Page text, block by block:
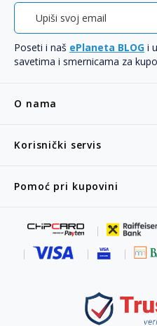
O nama
Korisnički servis
Pomoć pri kupovini
Poseti i naš ePlaneta BLOG i
savetima i smernicama za